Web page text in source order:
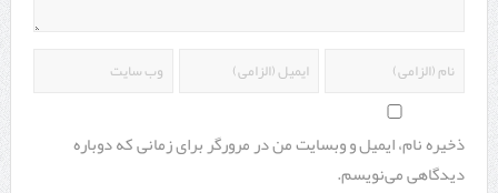
ذخیره نام، ایمیل و وبسایت من در مرورگر برای زمانی که دوباره
دیدگاهی می‌نویسم.